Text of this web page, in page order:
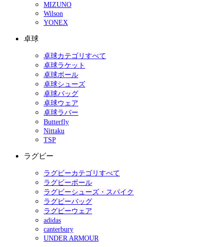
MIZUNO
Wilson
YONEX
卓球
卓球カテゴリすべて
卓球ラケット
卓球ボール
卓球シューズ
卓球バッグ
卓球ウェア
卓球ラバー
Butterfly
Nittaku
TSP
ラグビー
ラグビーカテゴリすべて
ラグビーボール
ラグビーシューズ・スパイク
ラグビーバッグ
ラグビーウェア
adidas
canterbury
UNDER ARMOUR